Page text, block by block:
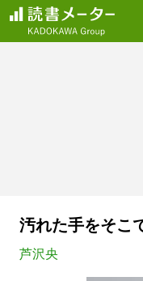
汚れた手をそこ
芦沢央